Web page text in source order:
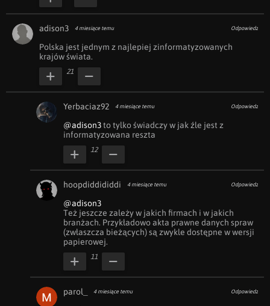
adison3 4 miesiące temu Odpowiedz
Polska jest jednym z najlepiej zinformatyzowanych
krajów świata.
21
Yerbaciaz92 4 miesiące temu Odpowiedz
@adison3 to tylko świadczy w jak źle jest z
informatyzowana reszta
12
hoopdiddididdi 4 miesiące temu Odpowiedz
@adison3
Też jeszcze zależy w jakich firmach i w jakich
branżach. Przykładowo akta prawne danych spraw
(zwłaszcza bieżących) są zwykle dostępne w wersji
papierowej.
11
parol_ 4 miesiące temu Odpowiedz